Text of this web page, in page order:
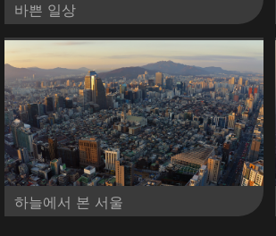
바쁜 일상
하늘에서 본 서울